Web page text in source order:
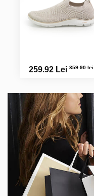
259.92 Lei359.90 lei